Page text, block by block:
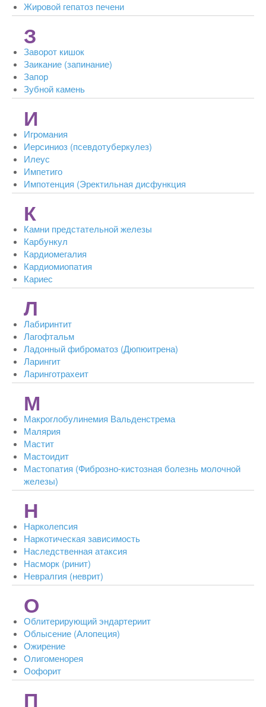
Жировой гепатоз печени
З
Заворот кишок
Заикание (запинание)
Запор
Зубной камень
И
Игромания
Иерсиниоз (псевдотуберкулез)
Илеус
Импетиго
Импотенция (Эректильная дисфункция
К
Камни предстательной железы
Карбункул
Кардиомегалия
Кардиомиопатия
Кариес
Л
Лабиринтит
Лагофтальм
Ладонный фиброматоз (Дюпюитрена)
Ларингит
Ларинготрахеит
М
Макроглобулинемия Вальденстрема
Малярия
Мастит
Мастоидит
Мастопатия (Фиброзно-кистозная болезнь молочной
железы)
Н
Нарколепсия
Наркотическая зависимость
Наследственная атаксия
Насморк (ринит)
Невралгия (неврит)
О
Облитерирующий эндартериит
Облысение (Алопеция)
Ожирение
Олигоменорея
Оофорит
П